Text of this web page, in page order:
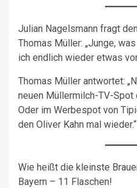
Julian Nagelsmann fragt
Thomas Müller: „Junge,
ich endlich wieder etwas
Thomas Müller antwortet:
neuen Müllermilch-TV-Spot
Oder im Werbespot von
den Oliver Kahn mal wieder.“
Wie heißt die kleinste
Bayern – 11 Flaschen!